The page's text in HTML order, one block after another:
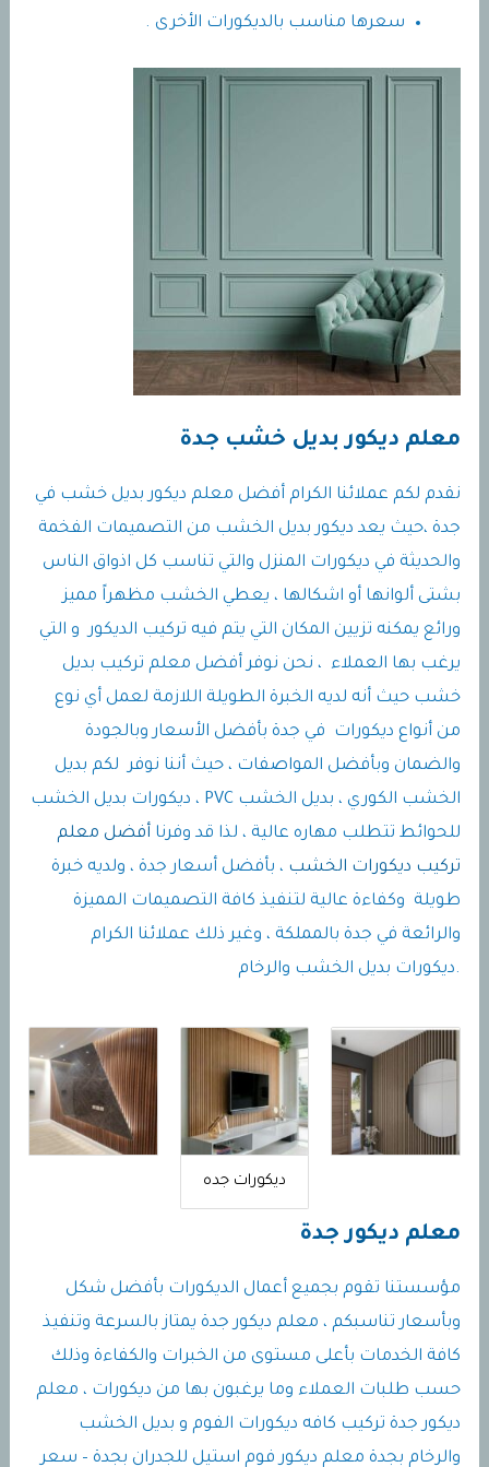
سعرها مناسب بالديكورات الأخرى .
معلم ديكور بديل خشب جدة
نقدم لكم عملائنا الكرام أفضل معلم ديكور بديل خشب في
جدة ،حيث يعد ديكور بديل الخشب من التصميمات الفخمة
والحديثة في ديكورات المنزل والتي تناسب كل اذواق الناس
بشتى ألوانها أو اشكالها ، يعطي الخشب مظهراً مميز
ورائع يمكنه تزيين المكان التي يتم فيه تركيب الديكور و التي
يرغب بها العملاء ، نحن نوفر أفضل معلم تركيب بديل
خشب حيث أنه لديه الخبرة الطويلة اللازمة لعمل أي نوع
من أنواع ديكورات في جدة بأفضل الأسعار وبالجودة
والضمان وبأفضل المواصفات ، حيث أننا نوفر لكم بديل
الخشب الكوري ، بديل الخشب PVC ، ديكورات بديل الخشب
للحوائط تتطلب مهاره عالية ، لذا قد وفرنا أفضل معلم
تركيب ديكورات الخشب ، بأفضل أسعار جدة ، ولديه خبرة
طويلة وكفاءة عالية لتنفيذ كافة التصميمات المميزة
والرائعة في جدة بالمملكة ، وغير ذلك عملائنا الكرام
.ديكورات بديل الخشب والرخام
ديكورات جده
معلم ديكور جدة
مؤسستنا تقوم بجميع أعمال الديكورات بأفضل شكل
وبأسعار تناسبكم ، معلم ديكور جدة يمتاز بالسرعة وتنفيذ
كافة الخدمات بأعلى مستوى من الخبرات والكفاءة وذلك
حسب طلبات العملاء وما يرغبون بها من ديكورات ، معلم
ديكور جدة تركيب كافه ديكورات الفوم و بديل الخشب
والرخام بجدة معلم ديكور فوم استيل للجدران بجدة – سعر